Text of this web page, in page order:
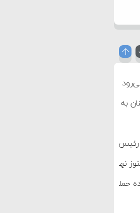
اتهام فساد و اختلاس اموال
رئیس‌جمهور واهی و کذب محض
نهایی نشده است
حمله نظامی علیه ایران است